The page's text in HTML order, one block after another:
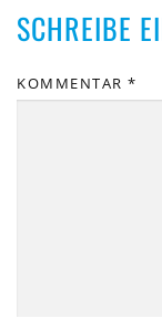
SCHREIBE
KOMMENTAR *